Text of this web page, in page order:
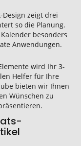
Design zeigt drei
so die Planung.
besonders
Anwendungen.
wird Ihr 3-
Helfer für Ihre
bieten wir Ihnen
Wünschen zu